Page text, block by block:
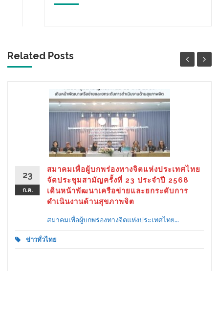
Related Posts
23
ก.ค.
สมาคมเพื่อผู้บกพร่องทางจิตแห่งประเทศไทย
จัดประชุมสามัญครั้งที่ 23 ประจำปี 2568
เดินหน้าพัฒนาเครือข่ายและยกระดับการ
ดำเนินงานด้านสุขภาพจิต
สมาคมเพื่อผู้บกพร่องทางจิตแห่งประเทศไทย...
ข่าวทั่วไทย